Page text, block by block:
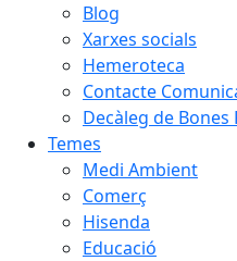
Blog
Xarxes socials
Hemeroteca
Contacte
Decàleg de Bones
Temes
Medi Ambient
Comerç
Hisenda
Educació